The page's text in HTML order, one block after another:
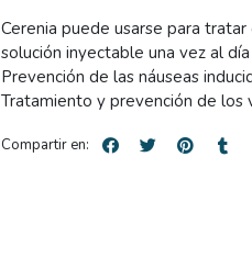
Cerenia puede usarse para
solución inyectable una vez al
Prevención de las náuseas
Tratamiento y prevención de los
Compartir en: